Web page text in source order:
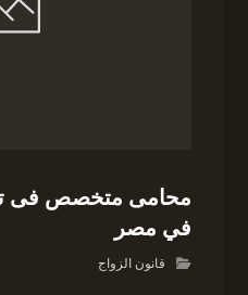
محامى متخصص فى
في مصر
قانون الزواج